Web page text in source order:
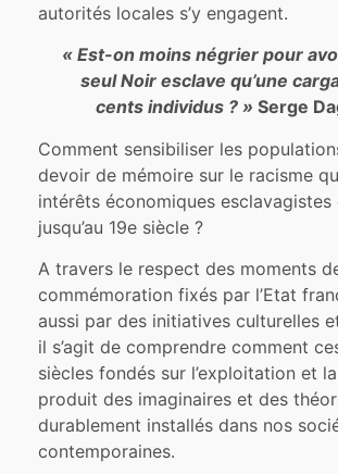
autorités locales s’y engagent.
« Est-on moins négrier pour
seul Noir esclave qu’une
cents individus ? » Serge
Comment sensibiliser les
devoir de mémoire sur le racisme
intérêts économiques esclavagistes
jusqu’au 19e siècle ?
A travers le respect des moments
commémoration fixés par l’Etat
aussi par des initiatives culturelles
il s’agit de comprendre comment
siècles fondés sur l’exploitation et
produit des imaginaires et des
durablement installés dans nos
contemporaines.